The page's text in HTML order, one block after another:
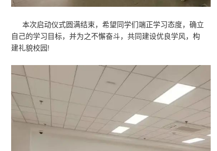
本次启动仪式圆满结束，希望同学们端正学习态度，确立
自己的学习目标，并为之不懈奋斗，共同建设优良学风，构
建礼貌校园!